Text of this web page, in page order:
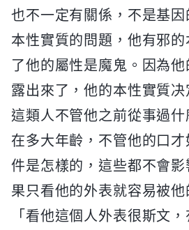
也不一定有關係，不是基
本性實質的問題，他有邪
了他的屬性是魔鬼。因為
露出來了，他的本性實質
這類人不管他之前從事過
在多大年齡，不管他的口
件是怎樣的，這些都不會
果只看他的外表就容易被他
「看他這個人外表很斯文